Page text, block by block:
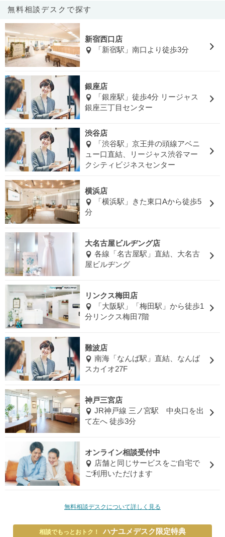
無料相談デスクで探す
新宿西口店
「新宿駅」南口より徒歩3分
銀座店
「銀座駅」徒歩4分 リージャス
銀座三丁目センター
渋谷店
「渋谷駅」京王井の頭線アベニ
ュー口直結、リージャス渋谷マー
クシティビジネスセンター
横浜店
「横浜駅」きた東口Aから徒歩5
分
大名古屋ビルヂング店
各線「名古屋駅」直結、大名古
屋ビルヂング
リンクス梅田店
「大阪駅」「梅田駅」から徒歩1
分リンクス梅田7階
難波店
南海「なんば駅」直結、なんば
スカイオ27F
神戸三宮店
JR神戸線 三ノ宮駅 中央口を出
て左へ 徒歩3分
オンライン相談受付中
店舗と同じサービスをご自宅で
ご利用いただけます
無料相談デスクについて詳しく見る
相談でもっとおトク！ ハナユメデスク限定特典